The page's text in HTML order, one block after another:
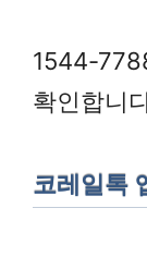
1544-
확인합니
코레일톡